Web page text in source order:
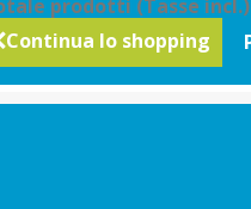
prodotti (Tasse incl.)
Continua lo shopping